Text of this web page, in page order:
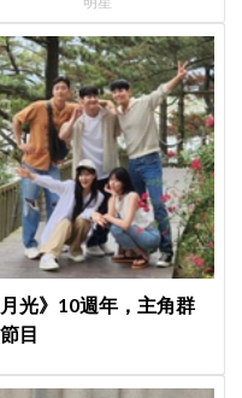
甜度超標
光》10週年，主角群
目